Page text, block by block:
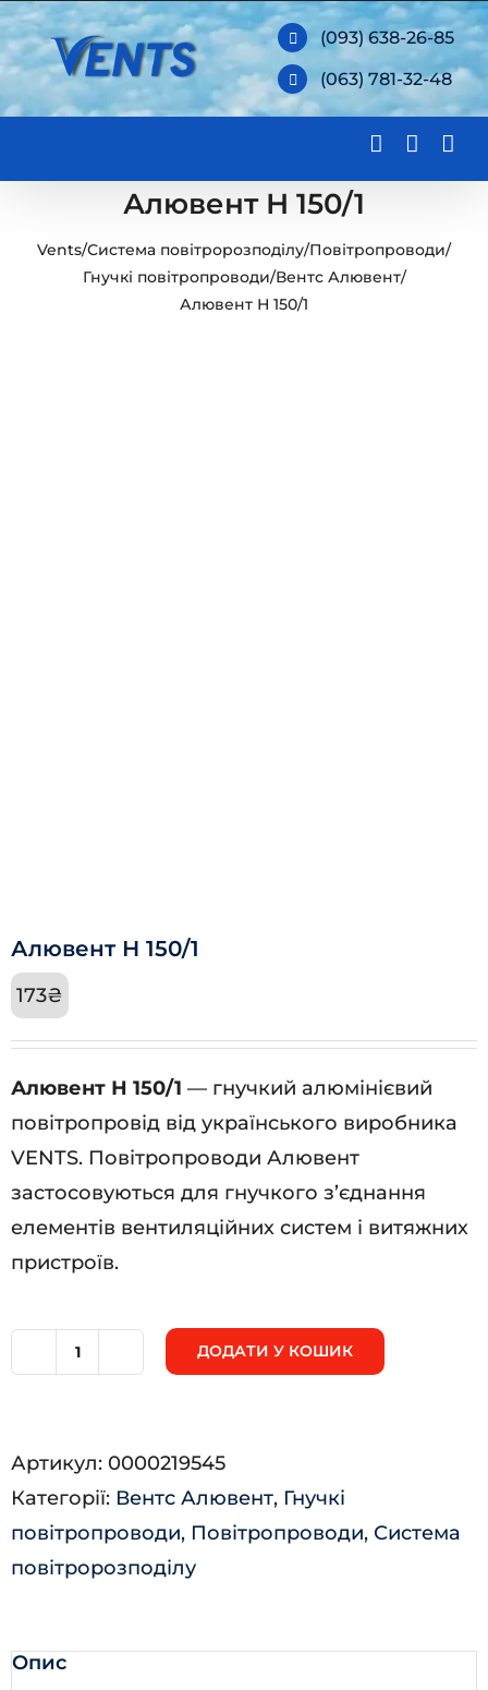
Skip
to
content
(093) 638-26-85
(063) 781-32-48
Алювент Н 150/1
Vents/Система повітророзподілу/Повітропроводи/
Гнучкі повітропроводи/Вентс Алювент/
Алювент Н 150/1
Алювент Н 150/1
173₴
Алювент Н 150/1 — гнучкий алюмінієвий
повітропровід від українського виробника
VENTS. Повітропроводи Алювент
застосовуються для гнучкого з’єднання
елементів вентиляційних систем і витяжних
пристроїв.
Алювент
кількість
ДОДАТИ У КОШИК
Артикул: 0000219545
Категорії: Вентс Алювент, Гнучкі
повітропроводи, Повітропроводи, Система
повітророзподілу
Опис